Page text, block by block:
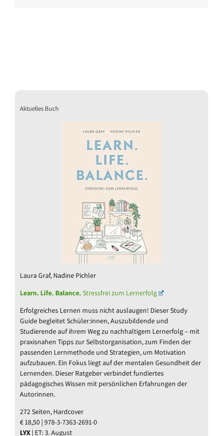
Aktuelles Buch
Laura Graf, Nadine Pichler
Learn. Life. Balance.Stressfrei zum Lernerfolg
Erfolgreiches Lernen muss nicht auslaugen! Dieser Study
Guide begleitet Schüler:innen, Auszubildende und
Studierende auf ihrem Weg zu nachhaltigem Lernerfolg – mit
praxisnahen Tipps zur Selbstorganisation, zum Finden der
passenden Lernmethode und Strategien, um Motivation
aufzubauen. Ein Fokus liegt auf der mentalen Gesundheit der
Lernenden. Dieser Ratgeber verbindet fundiertes
pädagogisches Wissen mit persönlichen Erfahrungen der
Autorinnen.
272 Seiten, Hardcover
€ 18,50 | 978-3-7363-2691-0
LYX | ET: 3. August